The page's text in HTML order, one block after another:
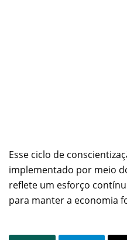
Esse ciclo de
implementado por meio
reflete um esforço
para manter a economia